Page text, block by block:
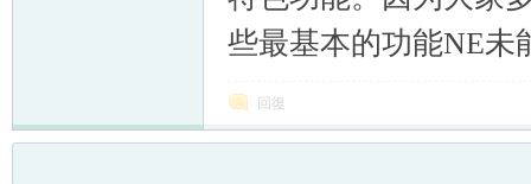
些最基本的功能NE未
回復